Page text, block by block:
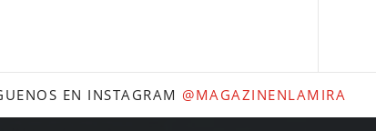
EN INSTAGRAM @MAGAZINENLAMIRA